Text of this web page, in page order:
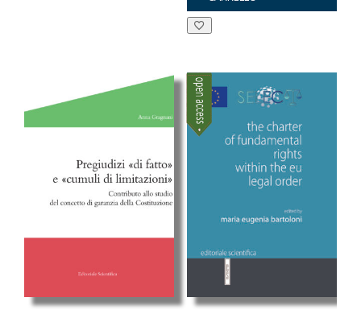
possono
scelte
nella
pagina
era:
è: